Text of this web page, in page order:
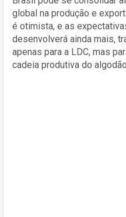
global na produção e
é otimista, e as
desenvolverá ainda mais,
apenas para a LDC, mas
cadeia produtiva do